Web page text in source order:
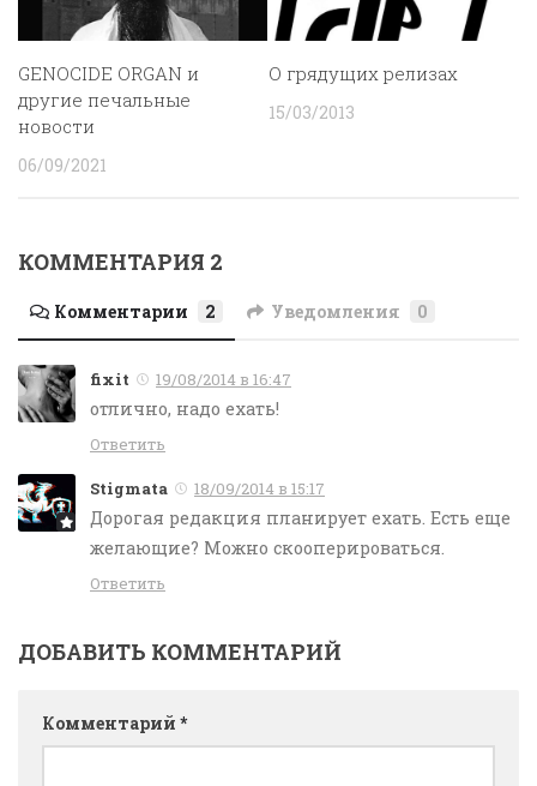
GENOCIDE ORGAN и
другие печальные
новости
06/09/2021
О грядущих релизах
15/03/2013
КОММЕНТАРИЯ 2
Комментарии 2 Уведомления 0
fixit 19/08/2014 в 16:47
отлично, надо ехать!
Ответить
Stigmata 18/09/2014 в 15:17
Дорогая редакция планирует ехать. Есть еще
желающие? Можно скооперироваться.
Ответить
ДОБАВИТЬ КОММЕНТАРИЙ
Комментарий *